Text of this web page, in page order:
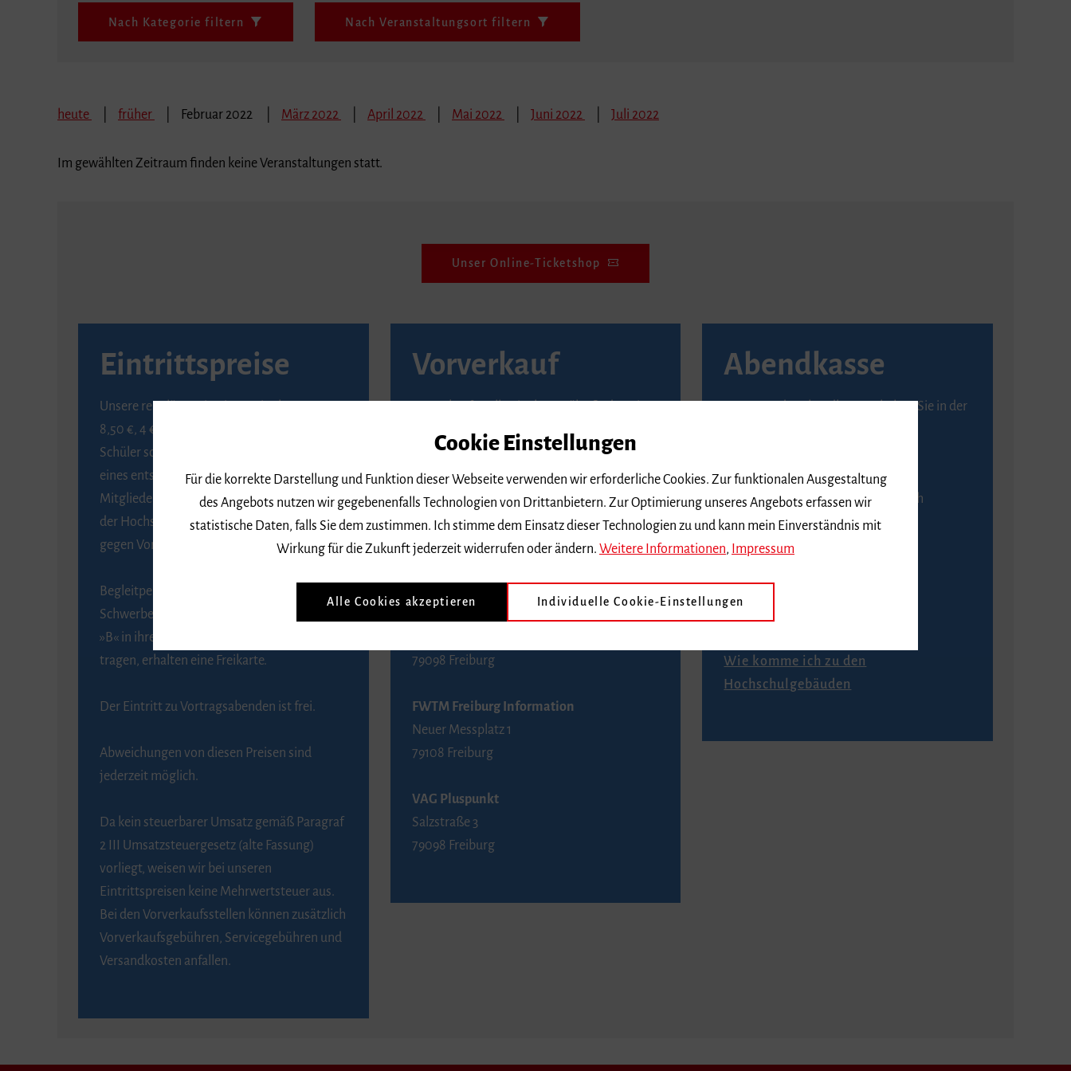
Nach Kategorie filtern Nach Veranstaltungsort filtern
heute früher Februar 2022 März 2022 April 2022 Mai 2022 Juni 2022 Juli 2022
Im gewählten Zeitraum finden keine Veranstaltungen statt.
Unser Online-Ticketshop
Eintrittspreise
Unsere regulären Eintrittspreise betragen
8,50 €, 4 € ermäßigt für Schülerinnen und
Schüler sowie Studierende gegen Vorlage
eines entsprechenden Nachweises, 6 € für
Mitglieder der Gesellschaft zur Förderung
der Hochschule für Musik Freiburg e. V.
gegen Vorlage des Mitgliedsausweises.
Begleitpersonen von Menschen mit
Schwerbehinderung, die das Merkzeichen
»B« in ihrem Schwerbehindertenausweis
tragen, erhalten eine Freikarte.
Der Eintritt zu Vortragsabenden ist frei.
Abweichungen von diesen Preisen sind
jederzeit möglich.
Da kein steuerbarer Umsatz gemäß Paragraf
2 III Umsatzsteuergesetz (alte Fassung)
vorliegt, weisen wir bei unseren
Eintrittspreisen keine Mehrwertsteuer aus.
Bei den Vorverkaufsstellen können zusätzlich
Vorverkaufsgebühren, Servicegebühren und
Versandkosten anfallen.
Vorverkauf
BZ-Kartenservice Freiburg
Kaiser-Joseph-Straße 229
79098 Freiburg
Telefon 0761 4968888 (Reservierungen sind
79098 Freiburg
FWTM Freiburg Information
Neuer Messplatz 1
79108 Freiburg
VAG Pluspunkt
Salzstraße 3
79098 Freiburg
Abendkasse
Karten an der Abendkasse erhalten Sie in der
An der Abendkasse ist ausschließlich
Barzahlung möglich.
Anfahrt
Wie komme ich zu den
Hochschulgebäuden
Cookie Einstellungen
Für die korrekte Darstellung und Funktion dieser Webseite verwenden wir erforderliche Cookies. Zur funktionalen Ausgestaltung
des Angebots nutzen wir gegebenenfalls Technologien von Drittanbietern. Zur Optimierung unseres Angebots erfassen wir
statistische Daten, falls Sie dem zustimmen. Ich stimme dem Einsatz dieser Technologien zu und kann mein Einverständnis mit
Wirkung für die Zukunft jederzeit widerrufen oder ändern. Weitere Informationen, Impressum
Alle Cookies akzeptieren Individuelle Cookie-Einstellungen